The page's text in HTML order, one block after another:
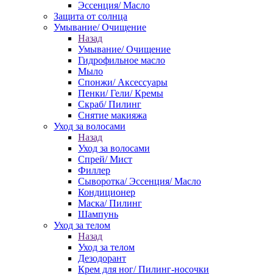
Эссенция/ Масло
Защита от солнца
Умывание/ Очищение
Назад
Умывание/ Очищение
Гидрофильное масло
Мыло
Спонжи/ Аксессуары
Пенки/ Гели/ Кремы
Скраб/ Пилинг
Снятие макияжа
Уход за волосами
Назад
Уход за волосами
Спрей/ Мист
Филлер
Сыворотка/ Эссенция/ Масло
Кондиционер
Маска/ Пилинг
Шампунь
Уход за телом
Назад
Уход за телом
Дезодорант
Крем для ног/ Пилинг-носочки